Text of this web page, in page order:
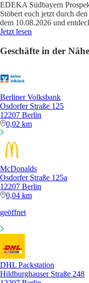
EDEKA Südbayern
Stöbert euch jetzt durch
dem 10.08.2026 und
Jetzt lesen
Geschäfte in der
Berliner Volksbank
Osdorfer Straße 125
12207 Berlin
0,02 km
McDonalds
Osdorfer Straße 125a
12207 Berlin
0,04 km
geöffnet
DHL Packstation
Hildburghauser Straße 248